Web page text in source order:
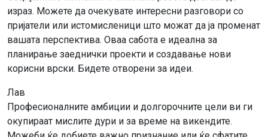
израз. Можете да очекувате интересни разговори со
пријатели или истомисленици што можат да ја променат
вашата перспектива. Оваа сабота е идеална за
планирање заеднички проекти и создавање нови
корисни врски. Бидете отворени за идеи.
Лав
Професионалните амбиции и долгорочните цели ви ги
окупираат мислите дури и за време на викендите.